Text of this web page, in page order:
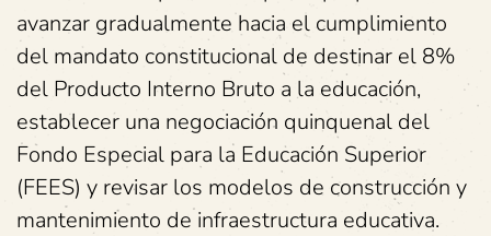
avanzar gradualmente hacia el cumplimiento
del mandato constitucional de destinar el 8%
del Producto Interno Bruto a la educación,
establecer una negociación quinquenal del
Fondo Especial para la Educación Superior
(FEES) y revisar los modelos de construcción y
mantenimiento de infraestructura educativa.